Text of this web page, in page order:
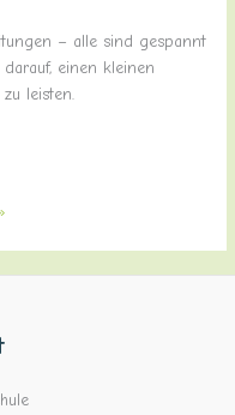
– alle sind gespannt
einen kleinen
leisten.